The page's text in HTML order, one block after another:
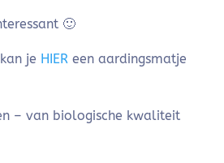
🙂
je HIER een aardingsmatje
– van biologische kwaliteit